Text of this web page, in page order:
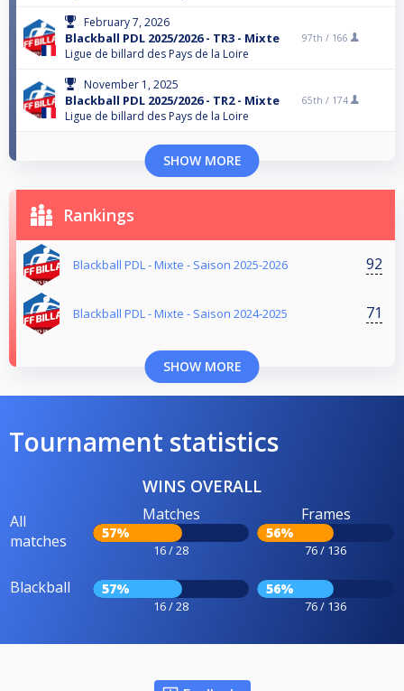
February 7, 2026
Blackball PDL 2025/2026 - TR3 - Mixte
Ligue de billard des Pays de la Loire
97th / 166
November 1, 2025
Blackball PDL 2025/2026 - TR2 - Mixte
Ligue de billard des Pays de la Loire
65th / 174
SHOW MORE
Rankings
Blackball PDL - Mixte - Saison 2025-2026 92
Blackball PDL - Mixte - Saison 2024-2025 71
SHOW MORE
Tournament statistics
WINS OVERALL
All
matches
Matches
57%
16 / 28
Frames
56%
76 / 136
Blackball 57%
16 / 28
56%
76 / 136